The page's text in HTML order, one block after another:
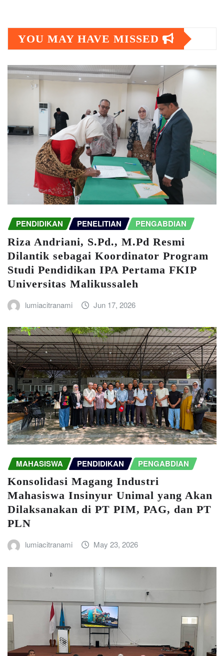
YOU MAY HAVE MISSED
PENDIDIKAN PENELITIAN PENGABDIAN
Riza Andriani, S.Pd., M.Pd Resmi
Dilantik sebagai Koordinator Program
Studi Pendidikan IPA Pertama FKIP
Universitas Malikussaleh
lumiacitranami Jun 17, 2026
MAHASISWA PENDIDIKAN PENGABDIAN
Konsolidasi Magang Industri
Mahasiswa Insinyur Unimal yang Akan
Dilaksanakan di PT PIM, PAG, dan PT
PLN
lumiacitranami May 23, 2026